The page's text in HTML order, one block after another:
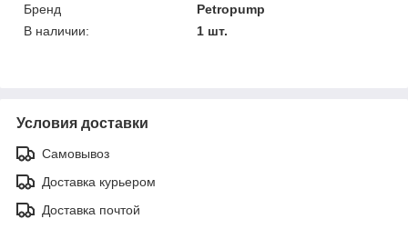
Бренд
Petropump
В наличии:
1 шт.
Условия доставки
Самовывоз
Доставка курьером
Доставка почтой